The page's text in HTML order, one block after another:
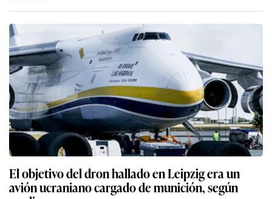
El objetivo del dron hallado en Leipzig era un
avión ucraniano cargado de munición, según